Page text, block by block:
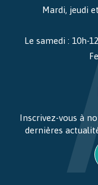
Mardi, jeudi
Le samedi : 10h-
Inscrivez-vous à
dernières